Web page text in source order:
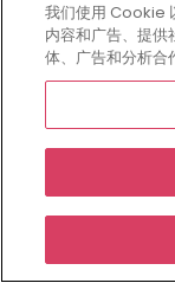
3周前
我们使用 Cookie
内容和广告、提
体、广告和分析合